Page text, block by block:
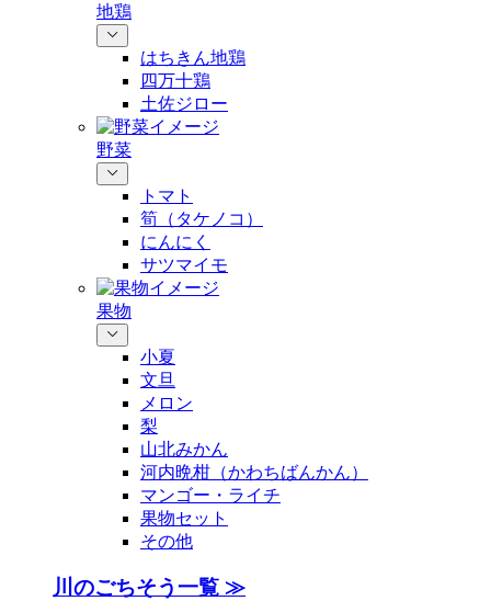
地鶏
はちきん地鶏
四万十鶏
土佐ジロー
野菜
トマト
筍（タケノコ）
にんにく
サツマイモ
果物
小夏
文旦
メロン
梨
山北みかん
河内晩柑（かわちばんかん）
マンゴー・ライチ
果物セット
その他
川のごちそう一覧 ≫